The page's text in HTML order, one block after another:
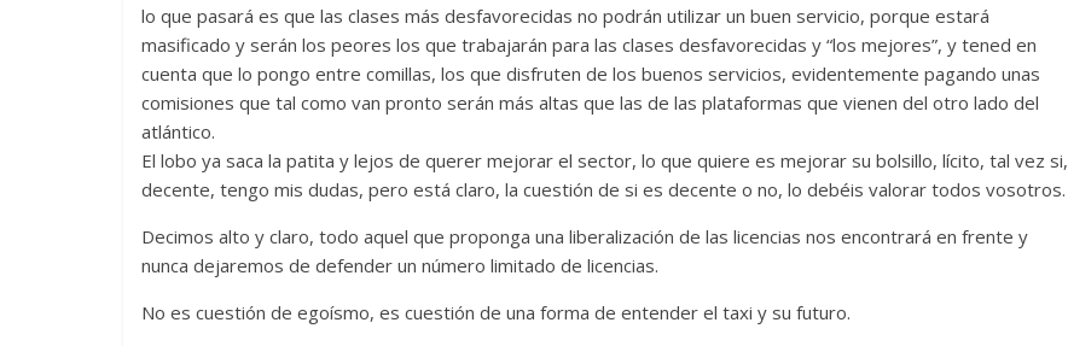
lo que pasará es que las clases más desfavorecidas no podrán utilizar un buen servicio, porque estará
masificado y serán los peores los que trabajarán para las clases desfavorecidas y “los mejores”, y tened en
cuenta que lo pongo entre comillas, los que disfruten de los buenos servicios, evidentemente pagando unas
comisiones que tal como van pronto serán más altas que las de las plataformas que vienen del otro lado del
atlántico.
El lobo ya saca la patita y lejos de querer mejorar el sector, lo que quiere es mejorar su bolsillo, lícito, tal vez si,
decente, tengo mis dudas, pero está claro, la cuestión de si es decente o no, lo debéis valorar todos vosotros.
Decimos alto y claro, todo aquel que proponga una liberalización de las licencias nos encontrará en frente y
nunca dejaremos de defender un número limitado de licencias.
No es cuestión de egoísmo, es cuestión de una forma de entender el taxi y su futuro.